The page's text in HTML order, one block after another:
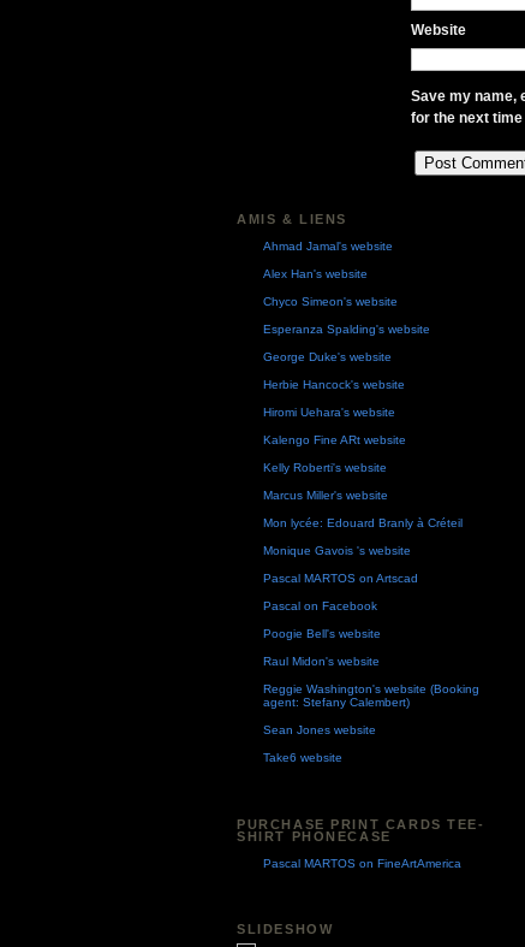
Website
Save my name,
for the next
AMIS & LIENS
Ahmad Jamal's website
Alex Han's website
Chyco Simeon's website
Esperanza Spalding's website
George Duke's website
Herbie Hancock's website
Hiromi Uehara's website
Kalengo Fine ARt website
Kelly Roberti's website
Marcus Miller's website
Mon lycée: Edouard Branly à Créteil
Monique Gavois 's website
Pascal MARTOS on Artscad
Pascal on Facebook
Poogie Bell's website
Raul Midon's website
Reggie Washington's website (Booking
agent: Stefany Calembert)
Sean Jones website
Take6 website
PURCHASE PRINT CARDS TEE-
SHIRT PHONECASE
Pascal MARTOS on FineArtAmerica
SLIDESHOW